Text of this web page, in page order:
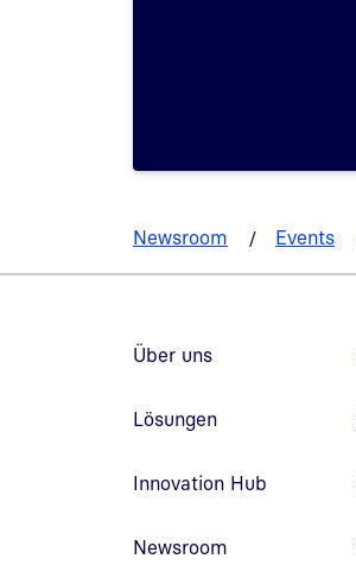
Newsroom Events
Über uns
Lösungen
Innovation Hub
Newsroom